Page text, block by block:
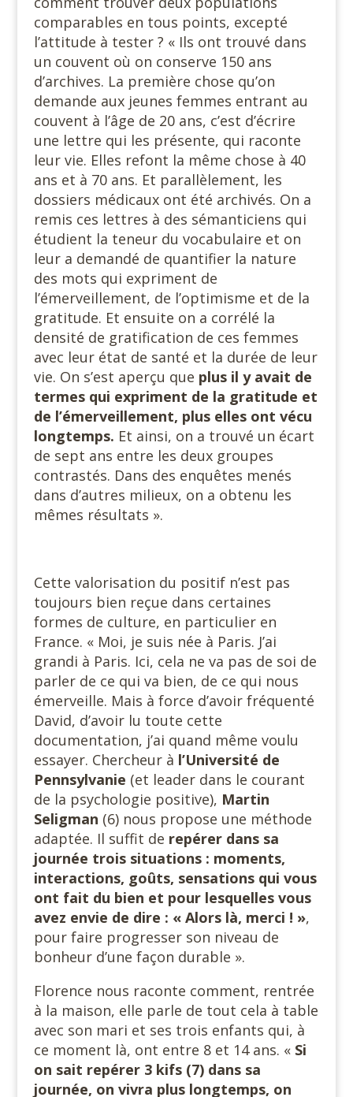
comparables en tous points, excepté
l’attitude à tester ? « Ils ont trouvé dans
un couvent où on conserve 150 ans
d’archives. La première chose qu’on
demande aux jeunes femmes entrant au
couvent à l’âge de 20 ans, c’est d’écrire
une lettre qui les présente, qui raconte
leur vie. Elles refont la même chose à 40
ans et à 70 ans. Et parallèlement, les
dossiers médicaux ont été archivés. On a
remis ces lettres à des sémanticiens qui
étudient la teneur du vocabulaire et on
leur a demandé de quantifier la nature
des mots qui expriment de
l’émerveillement, de l’optimisme et de la
gratitude. Et ensuite on a corrélé la
densité de gratification de ces femmes
avec leur état de santé et la durée de leur
vie. On s’est aperçu que plus il y avait de
termes qui expriment de la gratitude et
de l’émerveillement, plus elles ont vécu
longtemps. Et ainsi, on a trouvé un écart
de sept ans entre les deux groupes
contrastés. Dans des enquêtes menés
dans d’autres milieux, on a obtenu les
mêmes résultats ».
Cette valorisation du positif n’est pas
toujours bien reçue dans certaines
formes de culture, en particulier en
France. « Moi, je suis née à Paris. J’ai
grandi à Paris. Ici, cela ne va pas de soi de
parler de ce qui va bien, de ce qui nous
émerveille. Mais à force d’avoir fréquenté
David, d’avoir lu toute cette
documentation, j’ai quand même voulu
essayer. Chercheur à l’Université de
Pennsylvanie (et leader dans le courant
de la psychologie positive), Martin
Seligman (6) nous propose une méthode
adaptée. Il suffit de repérer dans sa
journée trois situations : moments,
interactions, goûts, sensations qui vous
ont fait du bien et pour lesquelles vous
avez envie de dire : « Alors là, merci ! »,
pour faire progresser son niveau de
bonheur d’une façon durable ».
Florence nous raconte comment, rentrée
à la maison, elle parle de tout cela à table
avec son mari et ses trois enfants qui, à
ce moment là, ont entre 8 et 14 ans. « Si
on sait repérer 3 kifs (7) dans sa
journée, on vivra plus longtemps, on